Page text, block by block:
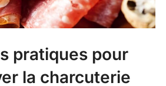
pratiques pour
la charcuterie